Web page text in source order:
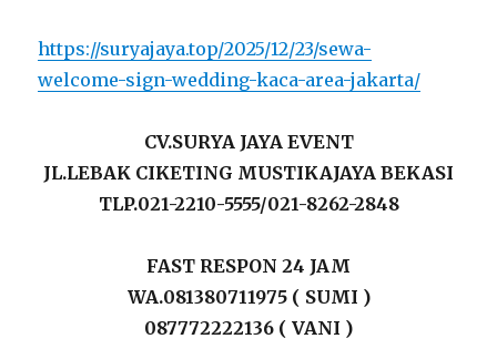
https://suryajaya.top/2025/12/23/sewa-
welcome-sign-wedding-kaca-area-jakarta/
CV.SURYA JAYA EVENT
JL.LEBAK CIKETING MUSTIKAJAYA BEKASI
TLP.021-2210-5555/021-8262-2848
FAST RESPON 24 JAM
WA.081380711975 ( SUMI )
087772222136 ( VANI )